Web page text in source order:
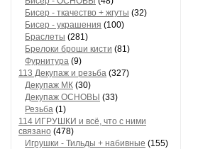
Бисер - ткачество + жгуты (32)
Бисер - украшения (100)
Браслеты (281)
Брелоки броши кисти (81)
Фурнитура (9)
113 Декупаж и резьба (327)
Декупаж МК (30)
Декупаж ОСНОВЫ (33)
Резьба (1)
114 ИГРУШКИ и всё, что с ними
связано (478)
Игрушки - Тильды + набивные (155)